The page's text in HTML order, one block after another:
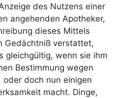
des Nut­zens einer
ange­hen­den Apo­the­ker,
die­ses Mit­tels
Gedächt­niß ver­stat­tet,
gleich­gül­tig, wenn sie ihm
Bestim­mung wegen
doch nun eini­gen
macht. Din­ge,